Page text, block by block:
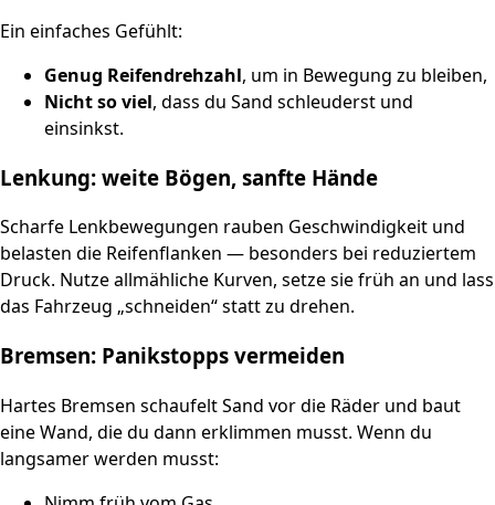
Ein einfaches Gefühlt:
Genug Reifendrehzahl, um in Bewegung zu bleiben,
Nicht so viel, dass du Sand schleuderst und
einsinkst.
Lenkung: weite Bögen, sanfte Hände
Scharfe Lenkbewegungen rauben Geschwindigkeit und
belasten die Reifenflanken — besonders bei reduziertem
Druck. Nutze allmähliche Kurven, setze sie früh an und lass
das Fahrzeug „schneiden“ statt zu drehen.
Bremsen: Panikstopps vermeiden
Hartes Bremsen schaufelt Sand vor die Räder und baut
eine Wand, die du dann erklimmen musst. Wenn du
langsamer werden musst: